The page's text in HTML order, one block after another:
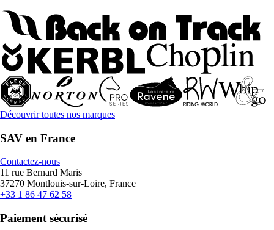
Découvrir toutes nos marques
SAV en France
Contactez-nous
11 rue Bernard Maris
37270 Montlouis-sur-Loire, France
+33 1 86 47 62 58
Paiement sécurisé